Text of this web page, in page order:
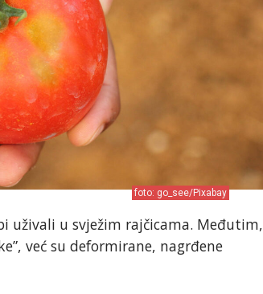
foto: go_see/Pixabay
uživali u svježim rajčicama. Međutim,
već su deformirane, nagrđene